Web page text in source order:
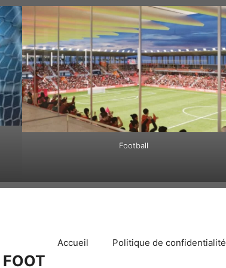
Football
Accueil Politique de confidentialité